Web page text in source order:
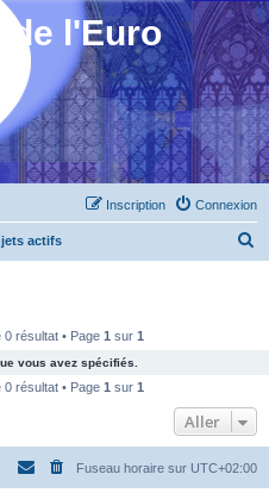
de l'Euro
Connexion
Inscription
actifs
c
e
résultat • Page 1 sur 1
vous avez spécifiés.
résultat • Page 1 sur 1
Aller
Fuseau horaire sur UTC+02:00